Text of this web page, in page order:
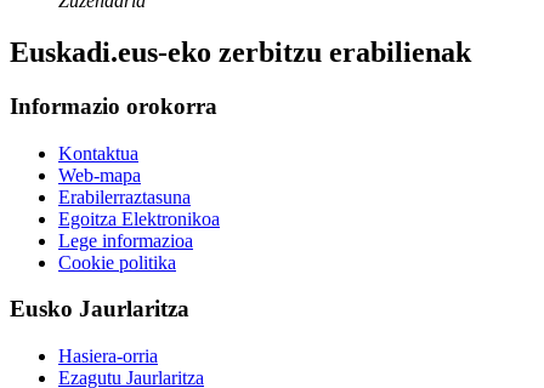
Euskadi.eus-eko zerbitzu erabilienak
Informazio orokorra
Kontaktua
Web-mapa
Erabilerraztasuna
Egoitza Elektronikoa
Lege informazioa
Cookie politika
Eusko Jaurlaritza
Hasiera-orria
Ezagutu Jaurlaritza